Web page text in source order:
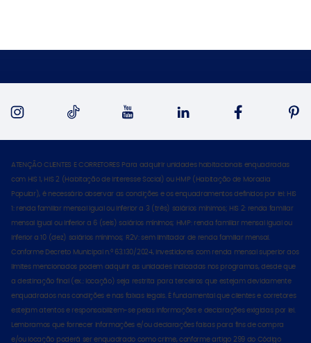
ATENÇÃO CLIENTES E CORRETORES Para adquirir unidades habitacionais enquadradas
com HIS 1, HIS 2 (Habitação de Interesse Social) ou HMP (Habitação de Moradia
Popular), é necessário observar as condições e os enquadramentos definidos por lei: HIS
1: renda familiar mensal igual ou inferior a 3 (três) salários mínimos; HIS 2: renda familiar
mensal igual ou inferior a 6 (seis) salários mínimos; HMP: renda familiar mensal igual ou
inferior a 10 (dez) salários mínimos; R2V: sem limitador de renda familiar mensal.
Conforme Decreto Municipal n.º 63.130/2024, investidores com renda mensal superior aos
limites mencionados podem adquirir as unidades indicadas nos programas, desde que
a destinação final (ex.: locação) seja restrita para terceiros que estejam devidamente
enquadrados nas condições e nas faixas legais. É fundamental que clientes e corretores
estejam atentos e responsabilizem-se pelas informações e declarações exigidas por lei.
Lembramos que fornecer informações e/ou declarações falsas para fins de compra
e/ou locação poderá ser enquadrado como crime, conforme artigo 299 do Código